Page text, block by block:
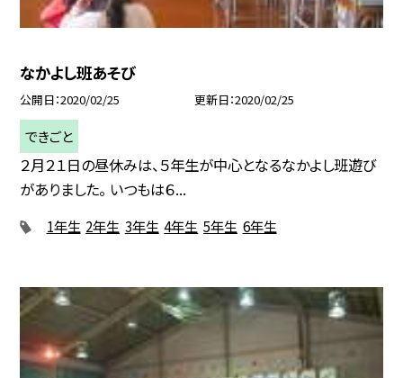
なかよし班あそび
公開日 2020/02/25 更新日 2020/02/25
できごと
２月２１日の昼休みは、５年生が中心となるなかよし班遊び
がありました。 いつもは６...
1年生 2年生 3年生 4年生 5年生 6年生